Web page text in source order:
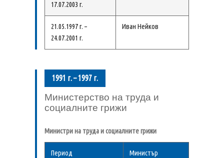
17.07.2003 г.
21.05.1997 г. –
24.07.2001 г.
Иван Нейков
1991 г. – 1997 г.
Министерство на труда и
социалните грижи
Министри на труда и социалните грижи
Период Министър